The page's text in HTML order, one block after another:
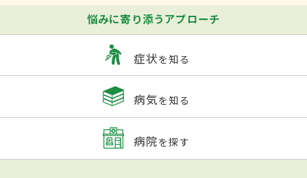
悩みに寄り添うアプローチ
症状を知る
病気を知る
病院を探す